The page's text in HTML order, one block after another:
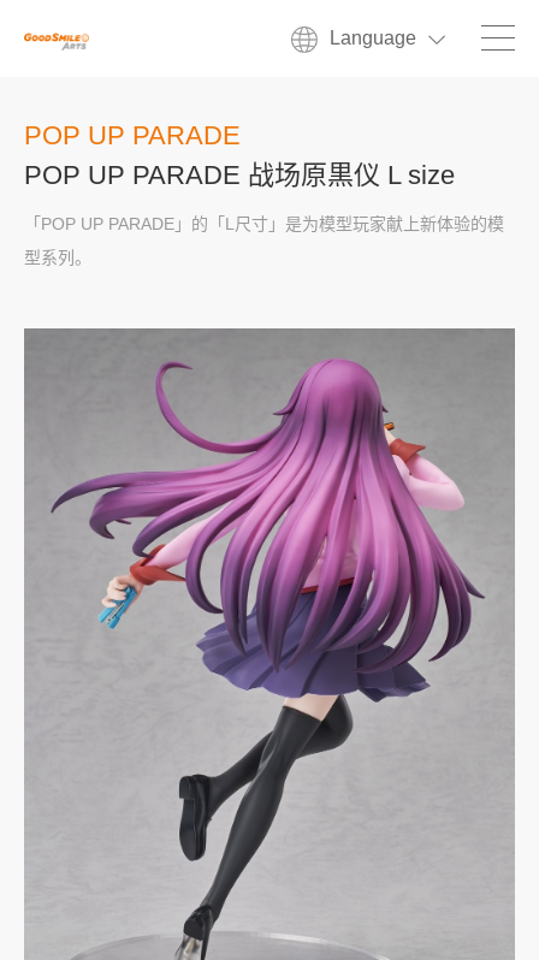
Language
POP UP PARADE
POP UP PARADE 战场原黒仪 L size
「POP UP PARADE」的「L尺寸」是为模型玩家献上新体验的模
型系列。